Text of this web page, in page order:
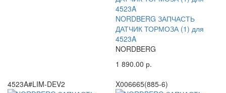
NORDBERG ЗАПЧАСТЬ
ДАТЧИК ТОРМОЗА (1) для
4523A
NORDBERG
1 890.00 р.
4523A#LIM-DEV2
X006665(885-6)